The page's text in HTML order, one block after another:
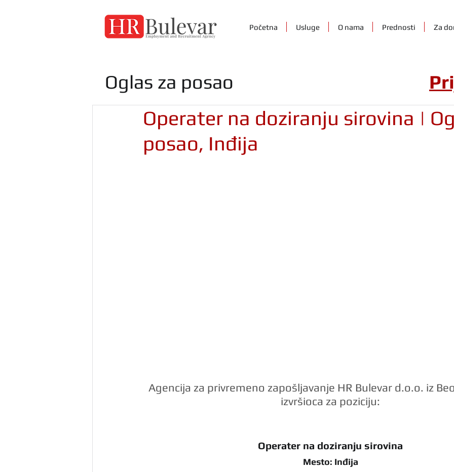
Početna Usluge O nama Prednosti Za
Operater na doziranju sirovina |
posao, Inđija
Agencija za privremeno zapošljavanje HR Bulevar d.o.o. iz
izvršioca za poziciju:
Operater na doziranju sirovina
Mesto: Inđija
Oglas za posao